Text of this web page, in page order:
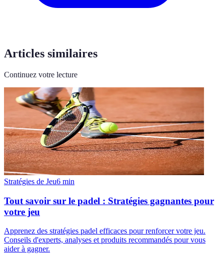
Articles similaires
Continuez votre lecture
Stratégies de Jeu6 min
Tout savoir sur le padel : Stratégies gagnantes pour
votre jeu
Apprenez des stratégies padel efficaces pour renforcer votre jeu.
Conseils d'experts, analyses et produits recommandés pour vous
aider à gagner.